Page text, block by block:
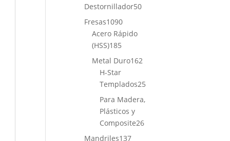
Destornillador5050
Fresas10901090
productos
Acero Rápido
(HSS)185
productos
Metal Duro162
H-Star
Templados25
Para Madera,
Plásticos y
Composite2626
Mandriles137137